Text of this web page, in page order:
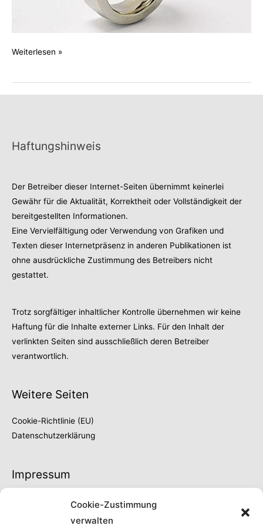
Cookie-Zustimmung
verwalten
Ring
Lemoncitrin
Weiterlesen »
Haftungshinweis
Der Betreiber dieser Internet-Seiten übernimmt keinerlei
Gewähr für die Aktualität, Korrektheit oder Vollständigkeit der
bereitgestellten Informationen.
Eine Vervielfältigung oder Verwendung von Grafiken und
Texten dieser Internetpräsenz in anderen Publikationen ist
ohne ausdrückliche Zustimmung des Betreibers nicht
gestattet.
Trotz sorgfältiger inhaltlicher Kontrolle übernehmen wir keine
Haftung für die Inhalte externer Links. Für den Inhalt der
verlinkten Seiten sind ausschließlich deren Betreiber
verantwortlich.
Weitere Seiten
Cookie-Richtlinie (EU)
Datenschutzerklärung
Impressum